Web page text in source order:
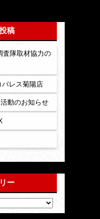
稿
査隊取材協力の
パレス菊陽店
動のお知らせ
ー